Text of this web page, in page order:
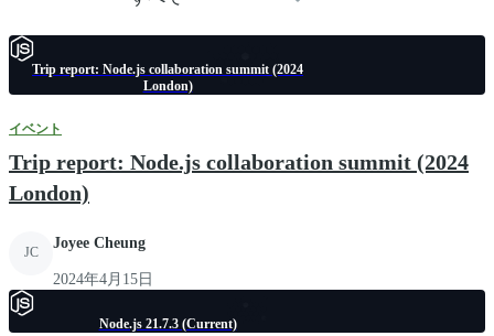
Trip report: Node.js collaboration summit (2024
London)
イベント
Trip report: Node.js collaboration summit (2024
London)
JC
Joyee Cheung
2024年4月15日
Node.js 21.7.3 (Current)